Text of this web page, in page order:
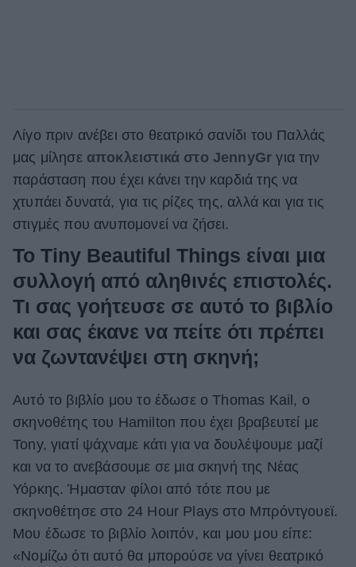
Λίγο πριν ανέβει στο θεατρικό σανίδι του Παλλάς
μας μίλησε αποκλειστικά στο JennyGr για την
παράσταση που έχει κάνει την καρδιά της να
χτυπάει δυνατά, για τις ρίζες της, αλλά και για τις
στιγμές που ανυπομονεί να ζήσει.
Το Tiny Beautiful Things είναι μια
συλλογή από αληθινές επιστολές.
Τι σας γοήτευσε σε αυτό το βιβλίο
και σας έκανε να πείτε ότι πρέπει
να ζωντανέψει στη σκηνή;
Αυτό το βιβλίο μου το έδωσε ο Thomas Kail, ο
σκηνοθέτης του Hamilton που έχει βραβευτεί με
Tony, γιατί ψάχναμε κάτι για να δουλέψουμε μαζί
και να το ανεβάσουμε σε μια σκηνή της Νέας
Υόρκης. Ήμασταν φίλοι από τότε που με
σκηνοθέτησε στο 24 Hour Plays στο Μπρόντγουεϊ.
Μου έδωσε το βιβλίο λοιπόν, και μου μου είπε:
«Νομίζω ότι αυτό θα μπορούσε να γίνει θεατρικό